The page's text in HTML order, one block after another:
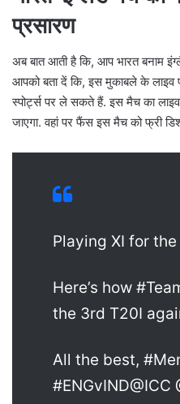
प्रसारण
अब बात आती है कि, आप भारत बनाम
आपको बता दें कि, इस मुकाबले के लाइव
स्पोर्ट्स पर ले सकते हैं. इस मैच का
जाएगा. वहां पर फैंस इस मैच को फ्री
Playing XI for
Here’s how
the 3rd T20I
All the best,
#ENGvIND@ICC